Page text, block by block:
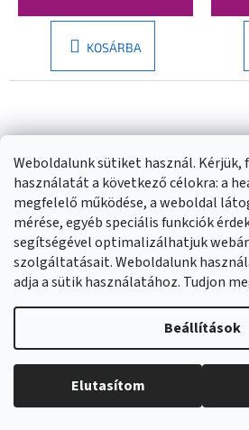
Weboldalunk sütiket használ. Kérjük,
használatát a következő célokra: a
megfelelő működése, a weboldal
mérése, egyéb speciális funkciók
segítségével optimalizálhatjuk
szolgáltatásait. Weboldalunk
adja a sütik használatához. Tudjon
Beállítások
Elutasítom
KOSÁRBA
Erga Pureline, kád
lefolyó- és
túlfolyógarnitúra, 800
fényes fehér, ERG-V08-
15 900 Ft
Erga
20